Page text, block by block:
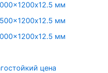
мм
мм
мм
цена